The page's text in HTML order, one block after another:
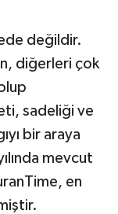
değildir.
diğerleri çok
sadeliği ve
bir araya
mevcut
en